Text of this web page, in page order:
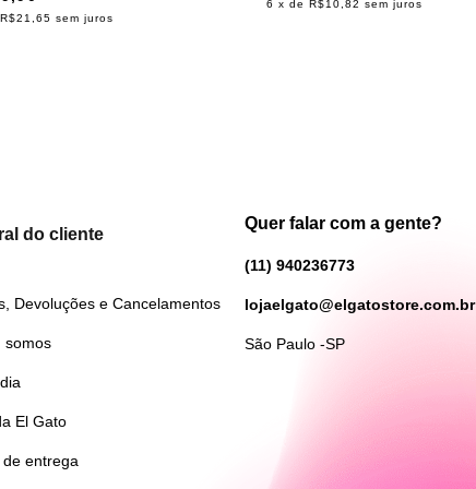
R$21,65 sem juros
6 x de R$10,82 sem juros
do cliente
Devoluções e Cancelamentos
somos
El Gato
entrega
Quer falar com a gente?
(11) 940236773
lojaelgato@elgatostore.com.br
São Paulo -SP